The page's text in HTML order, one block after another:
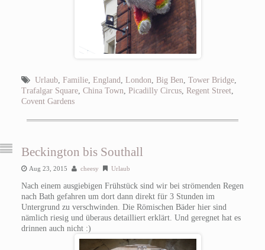
Urlaub, Familie, England London Big Ben Tower Bridge,
Trafalgar Square, China Town Picadilly Circus, Regent Street,
Covent Gardens
Beckington bis Southall
Aug 23, 2015 cheesy Urlaub
Nach einem ausgiebigen Frühstück sind wir bei strömenden Regen
nach Bath gefahren um dort dann direkt für 3 Stunden im
Untergrund zu verschwinden. Die Römischen Bäder hier sind
nämlich riesig und überaus detailliert erklärt. Und geregnet hat es
drinnen auch nicht :)